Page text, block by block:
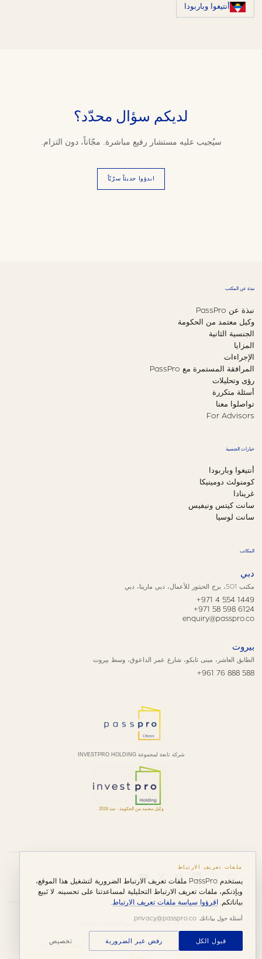
أنتيغوا وباربودا
لديكم سؤال محدّد؟
سيُجيب عليه مستشار رفيع مباشرة. مجّاناً، دون التزام.
ابدؤوا حديثاً سرّيّاً
نبذة عن المكتب
نبذة عن PassPro
وكيل معتمد من الحكومة
الجنسية الثانية
المزايا
الإجراءات
المرافقة المستمرة مع PassPro
رؤى وتحليلات
أسئلة متكررة
تواصلوا معنا
For Advisors
خيارات الجنسية
أنتيغوا وباربودا
كومنولث دومينيكا
غرينادا
سانت كيتس ونيفيس
سانت لوسيا
المكاتب
دبي
مكتب 501، برج الحبتور للأعمال، دبي مارينا، دبي
+971 4 554 1449
+971 58 598 6124
enquiry@passpro.co
بيروت
الطابق العاشر، مبنى تابكو، شارع عمر الداعوق، وسط بيروت
+961 76 888 588
شركة تابعة لمجموعة INVESTPRO HOLDING
وكيل معتمد من الحكومة · منذ 2016
سياسة
الشروط
ملفات تعريف
أسئلة حول بياناتك:
ملفات تعريف الارتباط
يستخدم PassPro ملفات تعريف الارتباط الضرورية لتشغيل هذا الموقع،
وبإذنكم، ملفات تعريف الارتباط التحليلية لمساعدتنا على تحسينه. لا نَبيع
بياناتكم.
اقرؤوا سياسة ملفات تعريف الارتباط.
أسئلة حول بياناتك: privacy@passpro.co
قبول الكل رفض غير الضرورية تخصيص